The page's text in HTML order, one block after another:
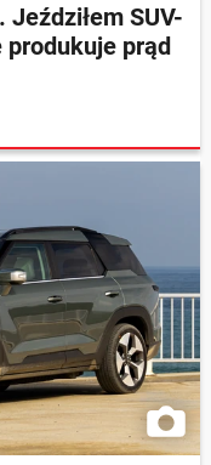
SUV-
produkuje prąd